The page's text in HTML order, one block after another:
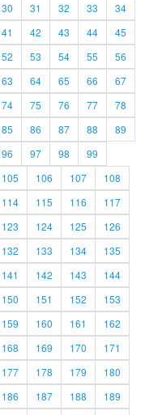
30 31 32 33
34
41 42 43 44
45
52 53 54 55
56
63 64 65 66
67
74 75 76 77
78
85 86 87 88
89
96 97 98
99
105 106 107
108
114 115 116
117
123 124 125
126
132 133 134
135
141 142 143
144
150 151 152
153
159 160 161
162
168 169 170
171
177 178 179
180
186 187 188
189